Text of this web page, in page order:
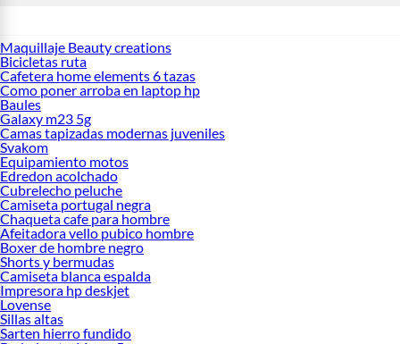
Maquillaje Beauty creations
Bicicletas ruta
Cafetera home elements 6 tazas
Como poner arroba en laptop hp
Baules
Galaxy m23 5g
Camas tapizadas modernas juveniles
Svakom
Equipamiento motos
Edredon acolchado
Cubrelecho peluche
Camiseta portugal negra
Chaqueta cafe para hombre
Afeitadora vello pubico hombre
Boxer de hombre negro
Shorts y bermudas
Camiseta blanca espalda
Impresora hp deskjet
Lovense
Sillas altas
Sarten hierro fundido